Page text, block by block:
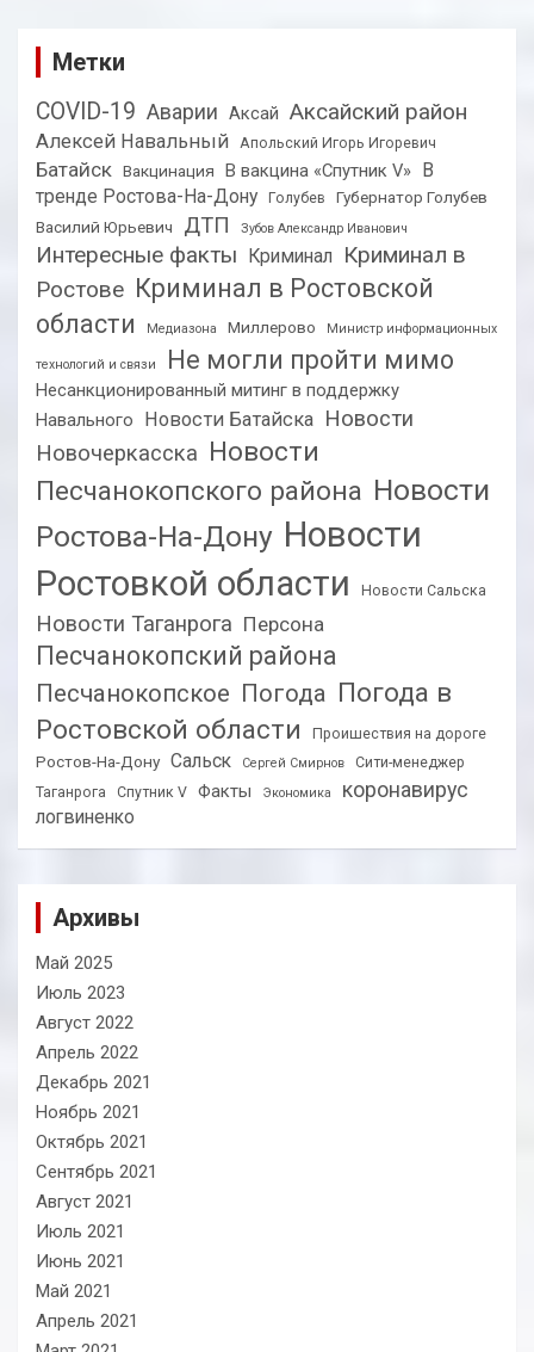
Метки
COVID-19 Аварии Аксай Аксайский район
Алексей Навальный Апольский Игорь Игоревич
Батайск Вакцинация В вакцина «Спутник V» В
тренде Ростова-На-Дону
Голубев
Губернатор Голубев
Василий Юрьевич
ДТП Зубов Александр Иванович
Интересные факты Криминал
Криминал в
Ростове Криминал в Ростовской
области
Медиазона Миллерово Министр информационных
технологий и связи Не могли пройти мимо
Несанкционированный митинг в поддержку
Навального
Новости Батайска Новости
Новочеркасска Новости
Песчанокопского района Новости
Ростова-На-Дону Новости
Ростовкой области
Новости Сальска
Новости Таганрога Персона
Песчанокопский района
Песчанокопское Погода Погода в
Ростовской области
Проишествия на дороге
Ростов-На-Дону Сальск Сергей Смирнов
Сити-менеджер
Таганрога
Спутник V Факты Экономика коронавирус
логвиненко
Архивы
Май 2025
Июль 2023
Август 2022
Апрель 2022
Декабрь 2021
Ноябрь 2021
Октябрь 2021
Сентябрь 2021
Август 2021
Июль 2021
Июнь 2021
Май 2021
Апрель 2021